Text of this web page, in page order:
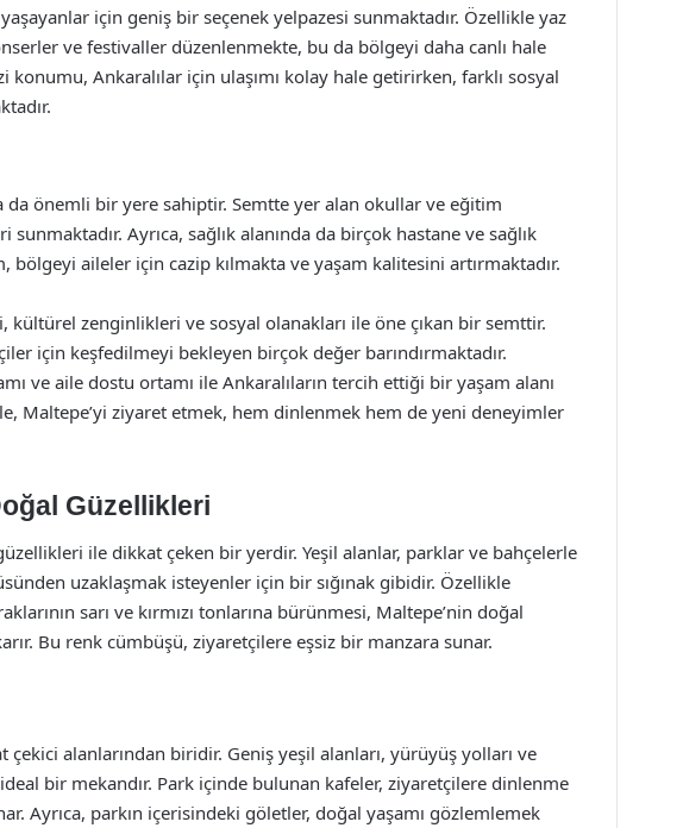
için geniş bir seçenek yelpazesi sunmaktadır. Özellikle yaz
ve festivaller düzenlenmekte, bu da bölgeyi daha canlı hale
Ankaralılar için ulaşımı kolay hale getirirken, farklı sosyal
da önemli bir yere sahiptir. Semtte yer alan okullar ve eğitim
Ayrıca, sağlık alanında da birçok hastane ve sağlık
bölgeyi aileler için cazip kılmakta ve yaşam kalitesini artırmaktadır.
zenginlikleri ve sosyal olanakları ile öne çıkan bir semttir.
için keşfedilmeyi bekleyen birçok değer barındırmaktadır.
ve aile dostu ortamı ile Ankaralıların tercih ettiği bir yaşam alanı
Maltepe’yi ziyaret etmek, hem dinlenmek hem de yeni deneyimler
Güzellikleri
ile dikkat çeken bir yerdir. Yeşil alanlar, parklar ve bahçelerle
uzaklaşmak isteyenler için bir sığınak gibidir. Özellikle
sarı ve kırmızı tonlarına bürünmesi, Maltepe’nin doğal
Bu renk cümbüşü, ziyaretçilere eşsiz bir manzara sunar.
çekici alanlarından biridir. Geniş yeşil alanları, yürüyüş yolları ve
bir mekandır. Park içinde bulunan kafeler, ziyaretçilere dinlenme
Ayrıca, parkın içerisindeki göletler, doğal yaşamı gözlemlemek